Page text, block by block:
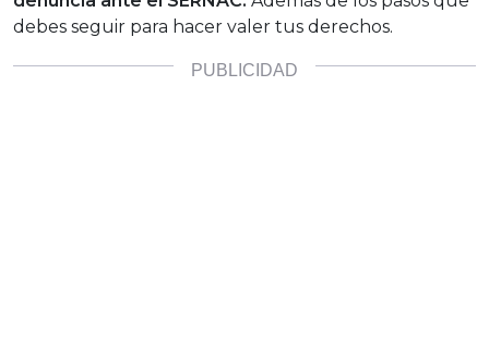
debes seguir para hacer valer tus derechos.